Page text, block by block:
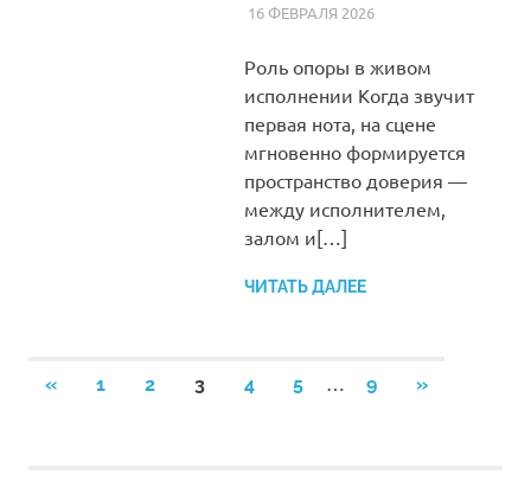
16 ФЕВРАЛЯ 2026SOMEPK
СТАТЬИ
Роль опоры в живом
исполнении Когда звучит
первая нота, на сцене
мгновенно формируется
пространство доверия —
между исполнителем,
залом и[…]
ЧИТАТЬ ДАЛЕЕ
Пагинация
«ПРЕДЫДУЩИЕ
1 2 3 4 5 9 »